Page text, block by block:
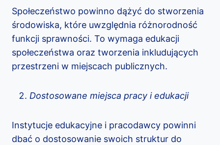
Społeczeństwo powinno dążyć do stworzenia
środowiska, które uwzględnia różnorodność
funkcji sprawności. To wymaga edukacji
społeczeństwa oraz tworzenia inkludujących
przestrzeni w miejscach publicznych.
Dostosowane miejsca pracy i edukacji
Instytucje edukacyjne i pracodawcy powinni
dbać o dostosowanie swoich struktur do